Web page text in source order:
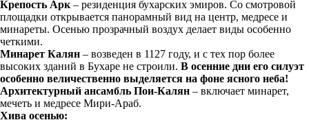
Крепость Арк – резиденция бухарских эмиров. Со смотровой
площадки открывается панорамный вид на центр, медресе и
минареты. Осенью прозрачный воздух делает виды особенно
четкими.
Минарет Калян – возведен в 1127 году, и с тех пор более
высоких зданий в Бухаре не строили. В осенние дни его силуэт
особенно величественно выделяется на фоне ясного неба!
Архитектурный ансамбль Пои-Калян – включает минарет,
мечеть и медресе Мири-Араб.
Хива осенью: